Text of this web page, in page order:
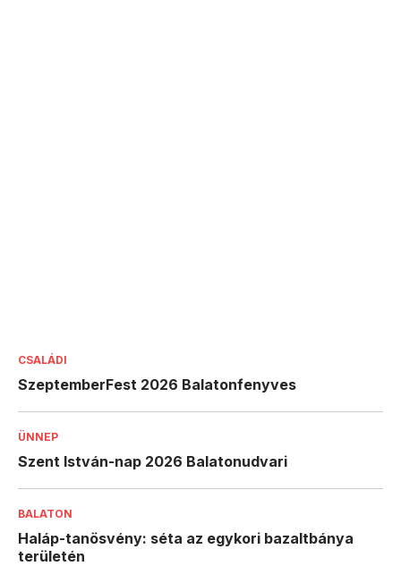
CSALÁDI
SzeptemberFest 2026 Balatonfenyves
ÜNNEP
Szent István-nap 2026 Balatonudvari
BALATON
Haláp-tanösvény: séta az egykori bazaltbánya
területén